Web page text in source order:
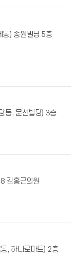
동) 송원빌딩 5층
동, 문선빌딩) 3층
김홍근의원
, 하나로마트) 2층